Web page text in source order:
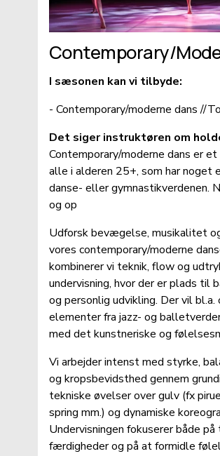
Contemporary/
I sæsonen kan vi tilbyde:
- Contemporary/moderne dans //
Contemporary/moderne dans er
alle i alderen 25+, som har noget
danse- eller gymnastikverdenen.
og op
Udforsk bevægelse, musikalitet
vores contemporary/moderne
kombinerer vi teknik, flow og
undervisning, hvor der er plads til
og personlig udvikling. Der vil
elementer fra jazz- og
med det kunstneriske og
Vi arbejder intenst med styrke,
og kropsbevidsthed gennem
tekniske øvelser over gulv (fx
spring mm.) og dynamiske
Undervisningen fokuserer både på
færdigheder og på at formidle